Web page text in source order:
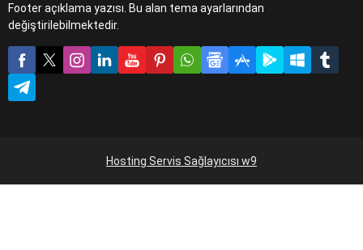
Çiftliklerde koruyucu
hekimlik uygulamalarından
kısacası bahsedecek
olursam korumak ucuz ve...
Footer açıklama yazısı. Bu alan tema ayarlarından
değiştirilebilmektedir.
Hosting Servis Sağlayıcısı w9